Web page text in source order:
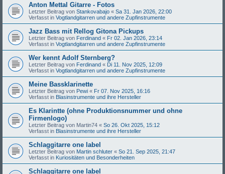
Anton Mettal Gitarre - Fotos
Letzter Beitrag von Stankovabajo « Sa 31. Jan 2026, 22:00
Verfasst in Vogtlandgitarren und andere Zupfinstrumente
Jazz Bass mit Rellog Gitona Pickups
Letzter Beitrag von Ferdinand « Fr 02. Jan 2026, 23:14
Verfasst in Vogtlandgitarren und andere Zupfinstrumente
Wer kennt Adolf Sternberg?
Letzter Beitrag von Ferdinand « Di 11. Nov 2025, 12:09
Verfasst in Vogtlandgitarren und andere Zupfinstrumente
Meine Bassklarinette
Letzter Beitrag von Pewi « Fr 07. Nov 2025, 16:16
Verfasst in Blasinstrumente und ihre Hersteller
Es Klarintte (ohne Produktionsnummer und ohne
Firmenlogo)
Letzter Beitrag von Martin74 « So 26. Okt 2025, 15:12
Verfasst in Blasinstrumente und ihre Hersteller
Schlaggitarre one label
Letzter Beitrag von Martin schluter « So 21. Sep 2025, 21:47
Verfasst in Kuriositäten und Besonderheiten
Schlaggitarre one label